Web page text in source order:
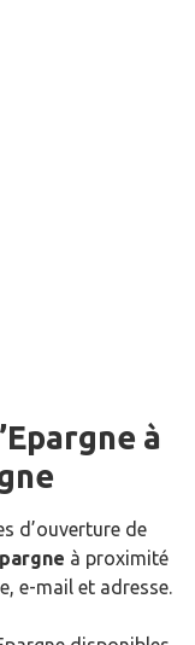
à
d’ouverture de
à proximité
e-mail et adresse.